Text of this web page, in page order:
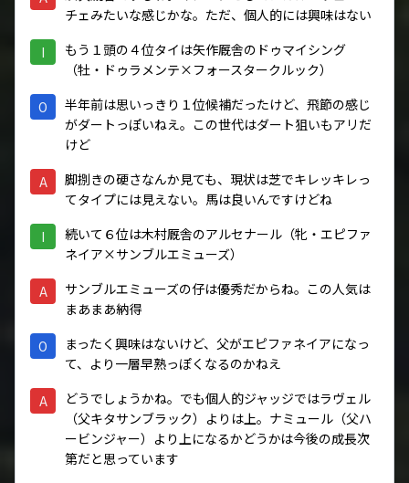
チェみたいな感じかな。ただ、個人的には興味はない
I
もう１頭の４位タイは矢作厩舎のドゥマイシング
（牡・ドゥラメンテ×フォースタークルック）
O
半年前は思いっきり１位候補だったけど、飛節の感じ
がダートっぽいねえ。この世代はダート狙いもアリだ
けど
A
脚捌きの硬さなんか見ても、現状は芝でキレッキレっ
てタイプには見えない。馬は良いんですけどね
I
続いて６位は木村厩舎のアルセナール（牝・エピファ
ネイア×サンブルエミューズ）
A
サンブルエミューズの仔は優秀だからね。この人気は
まあまあ納得
O
まったく興味はないけど、父がエピファネイアになっ
て、より一層早熟っぽくなるのかねえ
A
どうでしょうかね。でも個人的ジャッジではラヴェル
（父キタサンブラック）よりは上。ナミュール（父ハ
ービンジャー）より上になるかどうかは今後の成長次
第だと思っています